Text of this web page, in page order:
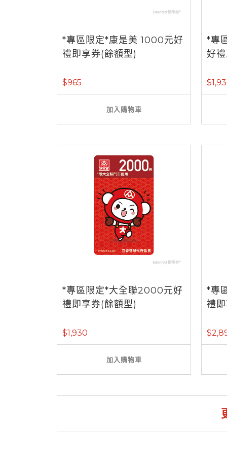
*專區限定*康是美 1000元好
禮即享券(餘額型)
$965
加入購物車
*專
好
*專區限定*大全聯2000元好
禮即享券(餘額型)
$1,930
加入購物車
*專
禮